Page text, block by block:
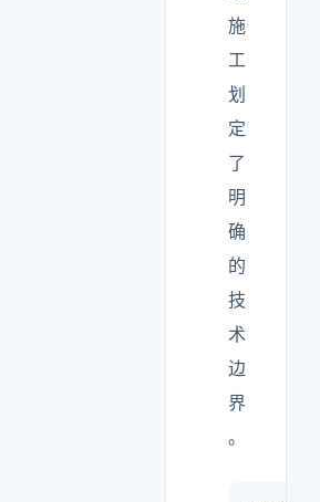
施
工
划
定
了
明
确
的
技
术
边
界
。